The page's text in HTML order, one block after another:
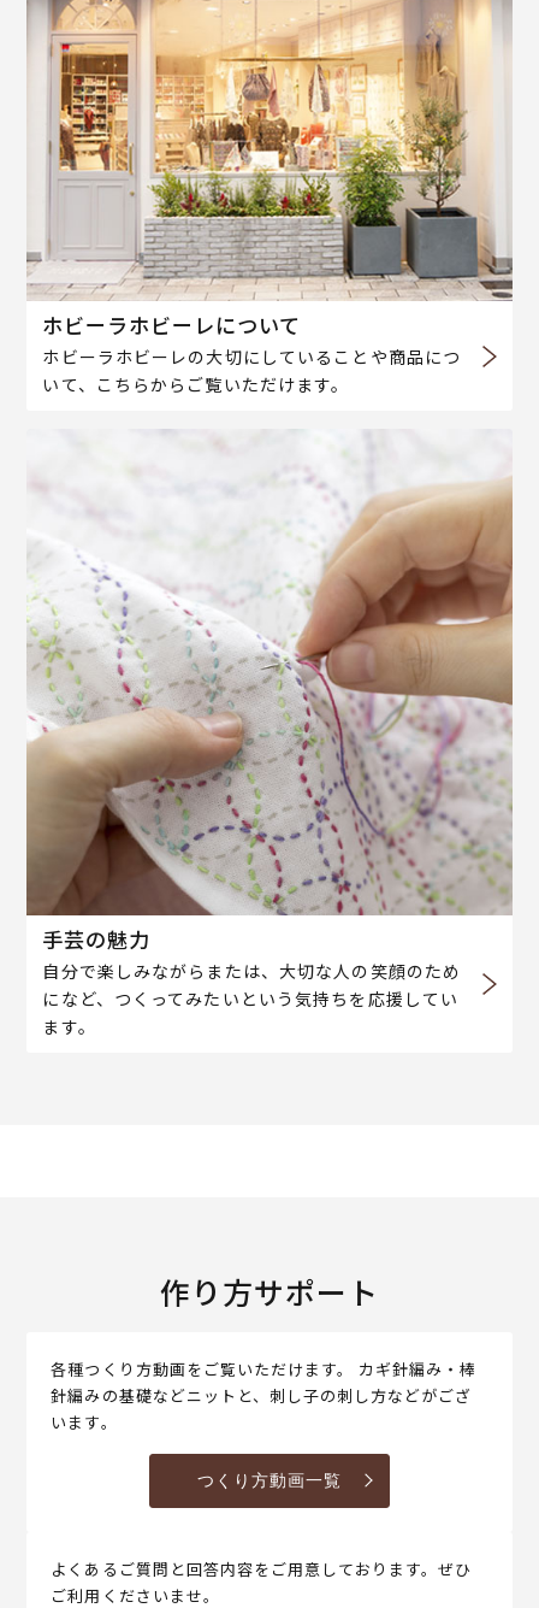
ホビーラホビーレについて
ホビーラホビーレの大切にしていることや商品につ
いて、こちらからご覧いただけます。
手芸の魅力
自分で楽しみながらまたは、大切な人の笑顔のため
になど、つくってみたいという気持ちを応援してい
ます。
作り方サポート
各種つくり方動画をご覧いただけます。 カギ針編み・棒
針編みの基礎などニットと、刺し子の刺し方などがござ
います。
つくり方動画一覧
よくあるご質問と回答内容をご用意しております。ぜひ
ご利用くださいませ。